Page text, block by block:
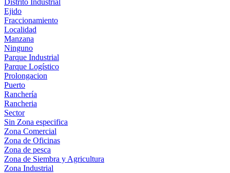
Ejido
Fraccionamiento
Localidad
Manzana
Ninguno
Parque Industrial
Parque Logístico
Prolongacion
Puerto
Ranchería
Rancheria
Sector
Sin Zona especifica
Zona Comercial
Zona de Oficinas
Zona de pesca
Zona de Siembra y Agricultura
Zona Industrial